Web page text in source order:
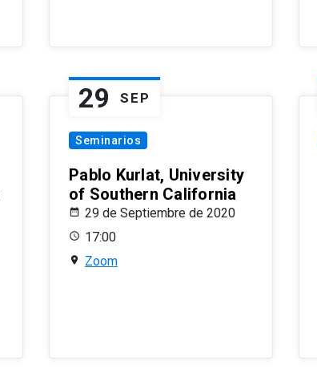
29 SEP
Seminarios
Pablo Kurlat, University
of Southern California
29 de Septiembre de 2020
17:00
Zoom